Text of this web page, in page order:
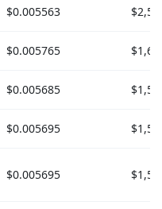
$0.005563
$0.005765
$0.005685
$0.005695
$0.005695